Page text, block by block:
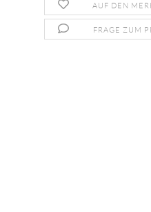
AUF DEN
FRAGE ZUM